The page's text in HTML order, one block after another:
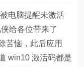
电脑提醒未激活
给各位带来了
苦恼，此后应用
win10 激活码都是